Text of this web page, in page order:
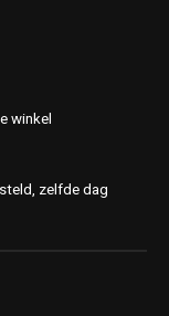
winkel
zelfde dag